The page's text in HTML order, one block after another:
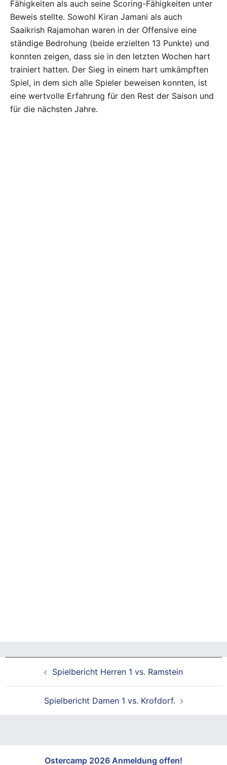
Fähigkeiten als auch seine Scoring-Fähigkeiten unter
Beweis stellte. Sowohl Kiran Jamani als auch
Saaikrish Rajamohan waren in der Offensive eine
ständige Bedrohung (beide erzielten 13 Punkte) und
konnten zeigen, dass sie in den letzten Wochen hart
trainiert hatten. Der Sieg in einem hart umkämpften
Spiel, in dem sich alle Spieler beweisen konnten, ist
eine wertvolle Erfahrung für den Rest der Saison und
für die nächsten Jahre.
Spielbericht Herren 1 vs. Ramstein
Spielbericht Damen 1 vs. Krofdorf.
Ostercamp 2026 Anmeldung offen!